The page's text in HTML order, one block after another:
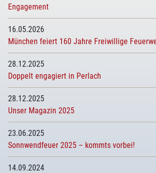
Engagement
16.05.2026
München feiert 160 Jahre Freiwillige
28.12.2025
Doppelt engagiert in Perlach
28.12.2025
Unser Magazin 2025
23.06.2025
Sonnwendfeuer 2025 – kommts vorbei!
14.09.2024